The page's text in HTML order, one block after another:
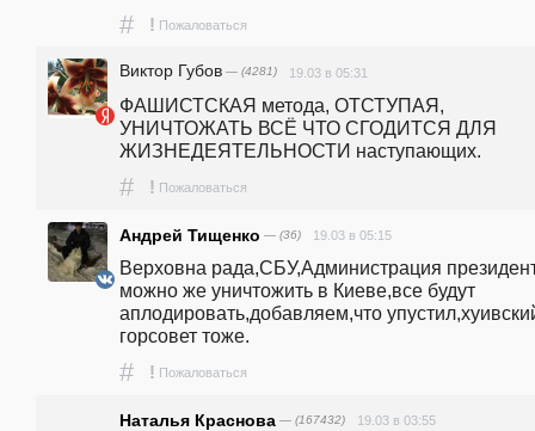
# ! Пожаловаться
Виктор Губов — (4281) 19.03 в 05:31
ФАШИСТСКАЯ метода, ОТСТУПАЯ,
УНИЧТОЖАТЬ ВСЁ ЧТО СГОДИТСЯ ДЛЯ
ЖИЗНЕДЕЯТЕЛЬНОСТИ наступающих.
# ! Пожаловаться
Андрей Тищенко — (36) 19.03 в 05:15
Верховна рада,СБУ,Администрация
можно же уничтожить в Киеве,все будут
аплодировать,добавляем,что
горсовет тоже.
# ! Пожаловаться
Наталья Краснова — (167432) 19.03 в 03:55